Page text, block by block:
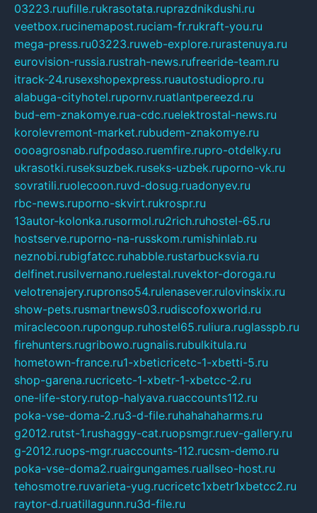
03223.ruufille.rukrasotata.ruprazdnikdushi.ru
veetbox.rucinemapost.ruciam-fr.rukraft-you.ru
mega-press.ru03223.ruweb-explore.rurastenuya.ru
eurovision-russia.rustrah-news.rufreeride-team.ru
itrack-24.rusexshopexpress.ruautostudiopro.ru
alabuga-cityhotel.rupornv.ruatlantpereezd.ru
bud-em-znakomye.rua-cdc.ruelektrostal-news.ru
korolevremont-market.rubudem-znakomye.ru
oooagrosnab.rufpodaso.ruemfire.rupro-otdelky.ru
ukrasotki.ruseksuzbek.ruseks-uzbek.ruporno-vk.ru
sovratili.ruolecoon.ruvd-dosug.ruadonyev.ru
rbc-news.ruporno-skvirt.rukrospr.ru
13autor-kolonka.rusormol.ru2rich.ruhostel-65.ru
hostserve.ruporno-na-russkom.rumishinlab.ru
neznobi.rubigfatcc.ruhabble.rustarbucksvia.ru
delfinet.rusilvernano.ruelestal.ruvektor-doroga.ru
velotrenajery.rupronso54.rulenasever.rulovinskix.ru
show-pets.rusmartnews03.rudiscofoxworld.ru
miraclecoon.rupongup.ruhostel65.ruliura.ruglasspb.ru
firehunters.rugribowo.rugnalis.rubulkitula.ru
hometown-france.ru1-xbeticricetc-1-xbetti-5.ru
shop-garena.rucricetc-1-xbetr-1-xbetcc-2.ru
one-life-story.rutop-halyava.ruaccounts112.ru
poka-vse-doma-2.ru3-d-file.ruhahahaharms.ru
g2012.rutst-1.rushaggy-cat.ruopsmgr.ruev-gallery.ru
g-2012.ruops-mgr.ruaccounts-112.rucsm-demo.ru
poka-vse-doma2.ruairgungames.ruallseo-host.ru
tehosmotre.ruvarieta-yug.rucricetc1xbetr1xbetcc2.ru
raytor-d.ruatillagunn.ru3d-file.ru